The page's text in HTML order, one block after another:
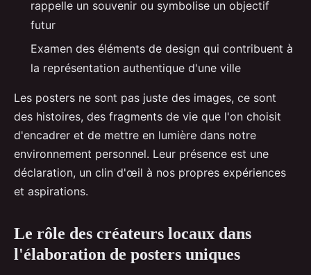
rappelle un souvenir ou symbolise un objectif
futur
Examen des éléments de design qui contribuent à
la représentation authentique d'une ville
Les posters ne sont pas juste des images, ce sont
des histoires, des fragments de vie que l'on choisit
d'encadrer et de mettre en lumière dans notre
environnement personnel. Leur présence est une
déclaration, un clin d'œil à nos propres expériences
et aspirations.
Le rôle des créateurs locaux dans
l'élaboration de posters uniques